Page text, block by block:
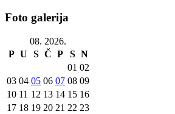
Foto galerija
08. 2026.
P U S Č P S N
01 02
03 04 05 06 07 08 09
10 11 12 13 14 15 16
17 18 19 20 21 22 23